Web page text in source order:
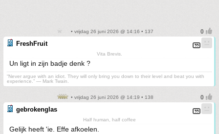
• vrijdag 26 juni 2026 @ 14:16 • 137
FreshFruit
Vita Brevis.
Un ligt in zijn badje denk ?
“Never argue with an idiot. They will only bring you down to their level and beat you with
experience.” ― Mark Twain.
• vrijdag 26 juni 2026 @ 14:19 • 138
gebrokenglas
Half human, half coffee
Gelijk heeft 'ie. Effe afkoelen.